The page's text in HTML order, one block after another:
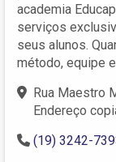
academia
serviços
seus alunos.
método, equipe
Rua Maestro
Endereço
(19) 3242-